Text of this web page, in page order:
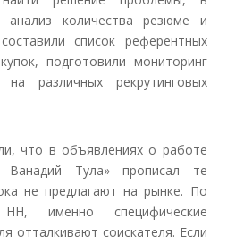
анализ количества резюме и
список референтных
подготовили мониторинг
различных рекрутинговых
что в объявлениях о работе
Тула» прописал те
не предлагают на рынке. По
именно специфические
отталкивают соискателя. Если